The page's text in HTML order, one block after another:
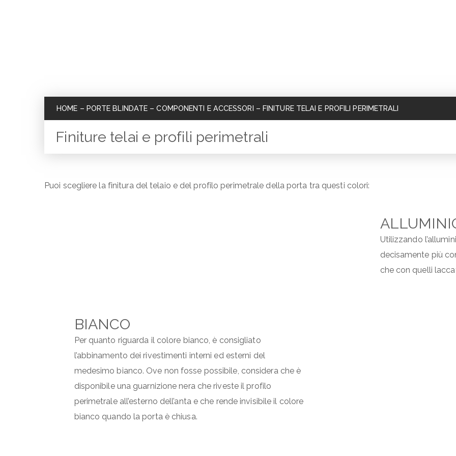
HOME – PORTE BLINDATE –COMPONENTI E ACCESSORI – FINITURE TELAI E PROFILI PERIMETRALI
Finiture telai e profili perimetrali
Puoi scegliere la finitura del telaio e del profilo perimetrale della porta tra questi colori:
Utilizzando
decisamente più
che con quelli
BIANCO
Per quanto riguarda il colore bianco, è consigliato
l’abbinamento dei rivestimenti interni ed esterni del
medesimo bianco. Ove non fosse possibile, considera che è
disponibile una guarnizione nera che riveste il profilo
perimetrale all’esterno dell’anta e che rende invisibile il colore
bianco quando la porta è chiusa.